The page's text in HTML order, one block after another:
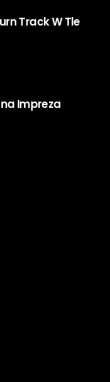
Track W Tle
Impreza